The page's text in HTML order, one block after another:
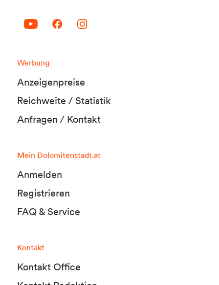
Werbung
Anzeigenpreise
Reichweite / Statistik
Anfragen / Kontakt
Mein Dolomitenstadt.at
Anmelden
Registrieren
FAQ & Service
Kontakt
Kontakt Office